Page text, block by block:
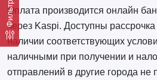
Фильтр
Оплата производится онлайн
через Kaspi. Доступны
наличии соответствующих
наличными при получении и
отправлений в другие города не